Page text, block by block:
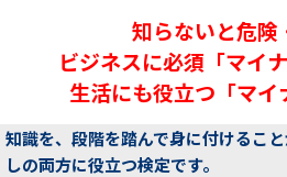
知らないと危険
ビジネスに必須「マイ
生活にも役立つ「マイ
適切な番号
信頼される人材
マイナンバーとマイナンバーカード
知識を、段階を踏んで身に付けるこ
しの両方に役立つ検定です。